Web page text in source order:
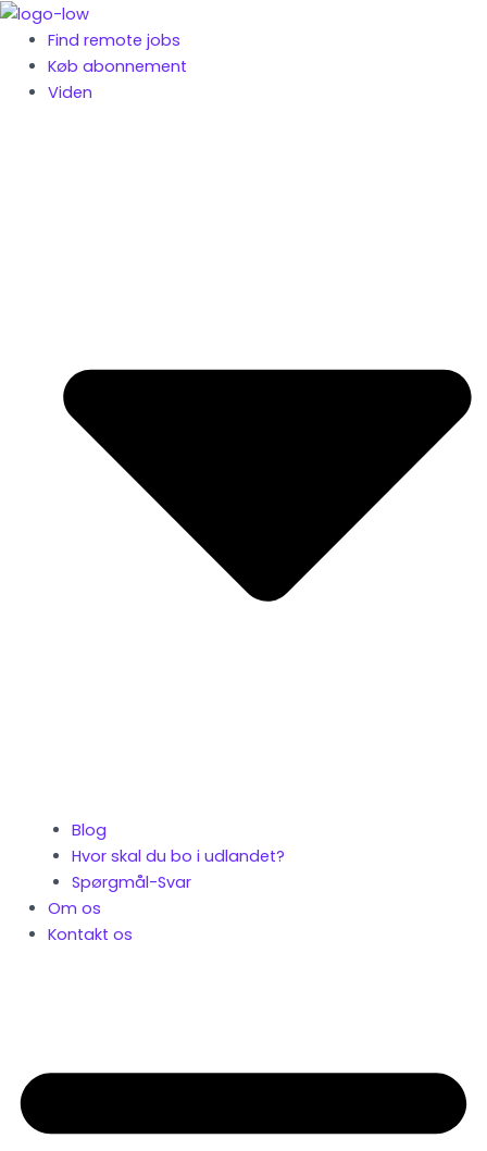
Gå
indholdet
Find remote jobs
Køb abonnement
Viden
Blog
Hvor skal du bo i udlandet?
Spørgmål-Svar
Om os
Kontakt os